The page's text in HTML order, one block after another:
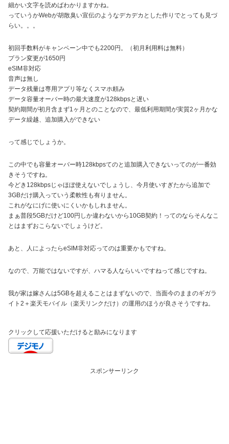
細かい文字を読めばわかりますかね。
っていうかWebが胡散臭い宣伝のようなデカデカとした作りでとっても見づ
らい。。。
初回手数料がキャンペーン中でも2200円。（初月利用料は無料）
プラン変更が1650円
eSIM非対応
音声は無し
データ残量は専用アプリ等なくスマホ頼み
データ容量オーバー時の最大速度が128kbpsと遅い
契約期間が初月含まず1ヶ月とのことなので、最低利用期間が実質2ヶ月かな
データ繰越、追加購入ができない
って感じでしょうか。
この中でも容量オーバー時128kbpsてのと追加購入できないってのが一番効
きそうですね。
今どき128kbpsじゃほぼ使えないでしょうし、今月使いすぎたから追加で
3GBだけ購入っていう柔軟性も有りません。
これがなにげに使いにくいかもしれません。
まぁ普段5GBだけど100円しか違わないから10GB契約！ってのならそんなこ
とはまずおこらないでしょうけど。
あと、人によったらeSIM非対応ってのは重要かもですね。
なので、万能ではないですが、ハマる人ならいいですねって感じですね。
我が家は嫁さんは5GBを超えることはまずないので、当面今のままのギガラ
イト2＋楽天モバイル（楽天リンクだけ）の運用のほうが良さそうですね。
クリックして応援いただけると励みになります
スポンサーリンク